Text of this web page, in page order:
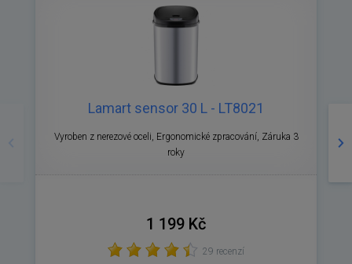
Lamart sensor 30 L - LT8021
Vyroben z nerezové oceli, Ergonomické zpracování, Záruka 3
roky
1 199 Kč
29 recenzí